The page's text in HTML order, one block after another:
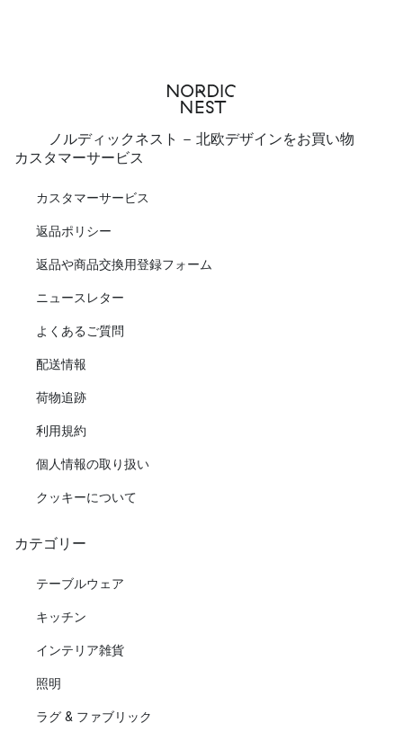
ノルディックネスト - 北欧デザインをお買い物
カスタマーサービス
カスタマーサービス
返品ポリシー
返品や商品交換用登録フォーム
ニュースレター
よくあるご質問
配送情報
荷物追跡
利用規約
個人情報の取り扱い
クッキーについて
カテゴリー
テーブルウェア
キッチン
インテリア雑貨
照明
ラグ & ファブリック